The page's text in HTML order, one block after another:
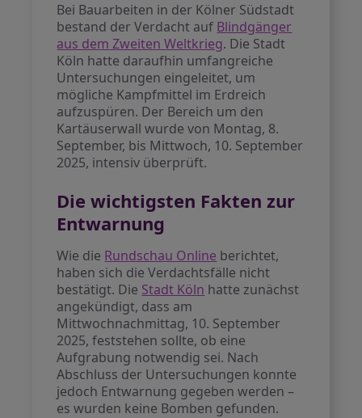
Bei Bauarbeiten in der Kölner Südstadt
bestand der Verdacht auf Blindgänger
aus dem Zweiten Weltkrieg. Die Stadt
Köln hatte daraufhin umfangreiche
Untersuchungen eingeleitet, um
mögliche Kampfmittel im Erdreich
aufzuspüren. Der Bereich um den
Kartäuserwall wurde von Montag, 8.
September, bis Mittwoch, 10. September
2025, intensiv überprüft.
Die wichtigsten Fakten zur
Entwarnung
Wie die Rundschau Online berichtet,
haben sich die Verdachtsfälle nicht
bestätigt. Die Stadt Köln hatte zunächst
angekündigt, dass am
Mittwochnachmittag, 10. September
2025, feststehen sollte, ob eine
Aufgrabung notwendig sei. Nach
Abschluss der Untersuchungen konnte
jedoch Entwarnung gegeben werden –
es wurden keine Bomben gefunden.